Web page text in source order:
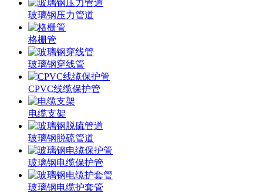
玻璃钢压力管道
格栅管
玻璃钢穿线管
CPVC线缆保护管
电缆支架
玻璃钢脱硫管道
玻璃钢电缆保护管
玻璃钢电缆护套管